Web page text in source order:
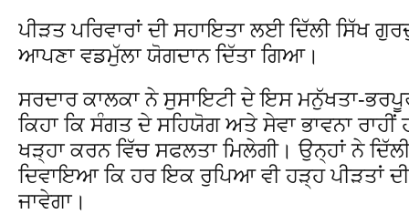
ਪੀੜਤ ਪਰਿਵਾਰਾਂ ਦੀ ਸਹਾਇਤਾ ਲਈ ਦਿੱਲੀ ਸਿੱਖ
ਆਪਣਾ ਵਡਮੁੱਲਾ ਯੋਗਦਾਨ ਦਿੱਤਾ ਗਿਆ।
ਸਰਦਾਰ ਕਾਲਕਾ ਨੇ ਸੁਸਾਇਟੀ ਦੇ ਇਸ ਮਨੁੱਖਤਾ-
ਕਿਹਾ ਕਿ ਸੰਗਤ ਦੇ ਸਹਿਯੋਗ ਅਤੇ ਸੇਵਾ ਭਾਵਨਾ ਰਾਹੀਂ
ਖੜ੍ਹਾ ਕਰਨ ਵਿੱਚ ਸਫਲਤਾ ਮਿਲੇਗੀ। ਉਨ੍ਹਾਂ ਨੇ
ਦਿਵਾਇਆ ਕਿ ਹਰ ਇਕ ਰੁਪਿਆ ਵੀ ਹੜ੍ਹ ਪੀੜਤਾਂ
ਜਾਵੇਗਾ।